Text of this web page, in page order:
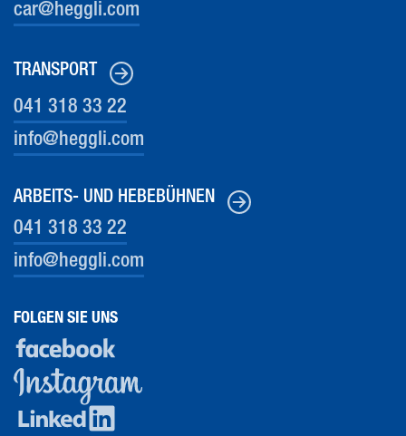
car@heggli.com
TRANSPORT
041 318 33 22
info@heggli.com
ARBEITS- UND HEBEBÜHNEN
041 318 33 22
info@heggli.com
FOLGEN SIE UNS